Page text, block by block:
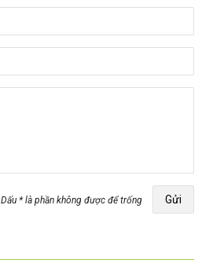
Dấu * là phần không được để trống Gửi